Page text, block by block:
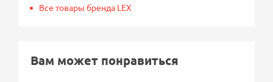
Все товары бренда LEX
Вам может понравиться